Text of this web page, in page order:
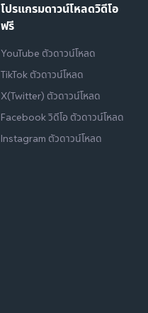
โปรแกรมดาวน์โหลดวิดีโอ
ฟรี
YouTube ตัวดาวน์โหลด
TikTok ตัวดาวน์โหลด
X(Twitter) ตัวดาวน์โหลด
Facebook วิดีโอ ตัวดาวน์โหลด
Instagram ตัวดาวน์โหลด